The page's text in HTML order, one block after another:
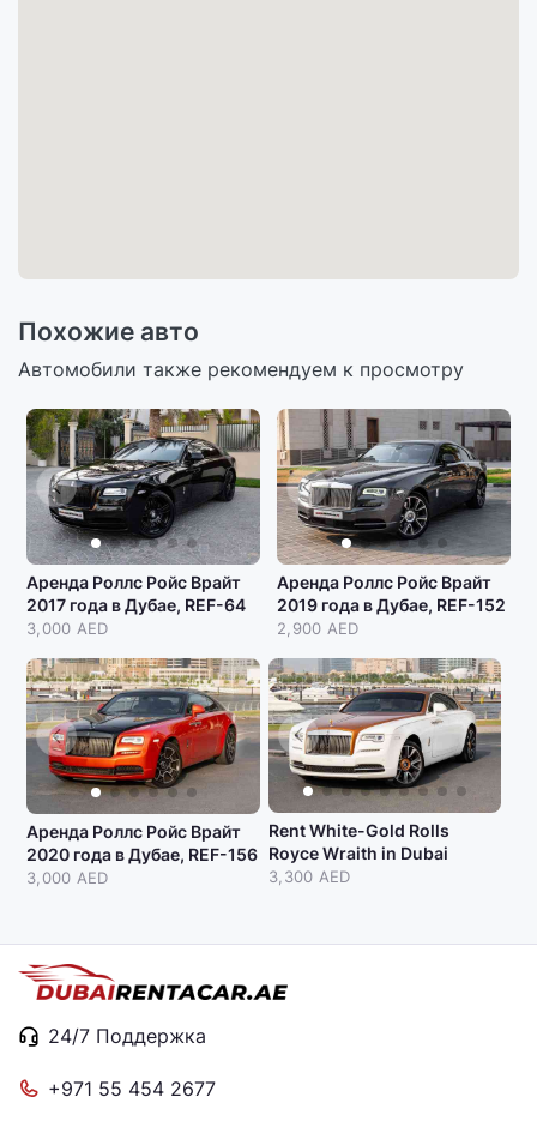
Похожие авто
Автомобили также рекомендуем к просмотру
Аренда Роллс Ройс Врайт
2017 года в Дубае, REF-64
3,000 AED
Аренда Роллс Ройс Врайт
2019 года в Дубае, REF-152
2,900 AED
Аренда Роллс Ройс Врайт
2020 года в Дубае, REF-156
3,000 AED
Rent White-Gold Rolls
Royce Wraith in Dubai
3,300 AED
24/7 Поддержка
+971 55 454 2677